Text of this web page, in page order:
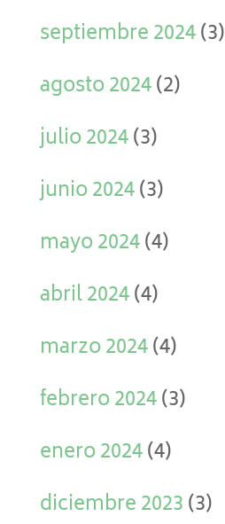
septiembre 2024(3)
agosto 2024(2)
julio 2024(3)
junio 2024(3)
mayo 2024(4)
abril 2024(4)
marzo 2024(4)
febrero 2024(3)
enero 2024(4)
diciembre 2023(3)